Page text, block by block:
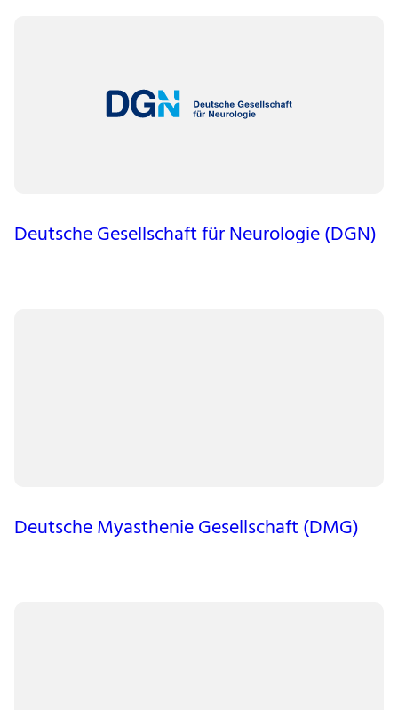
Deutsche Gesellschaft für Neurologie (DGN)
Deutsche Myasthenie Gesellschaft (DMG)